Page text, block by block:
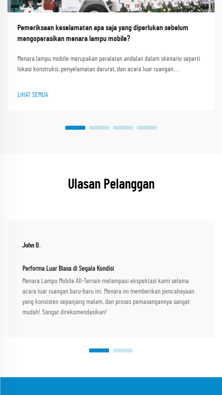
Pemeriksaan keselamatan apa saja yang diperlukan sebelum
mengoperasikan menara lampu mobile?
Menara lampu mobile merupakan peralatan andalan dalam skenario seperti
lokasi konstruksi, penyelamatan darurat, dan acara luar ruangan.
LIHAT SEMUA
Ulasan Pelanggan
John D.
Performa Luar Biasa di Segala Kondisi
Menara Lampu Mobile All-Terrain melampaui ekspektasi kami selama
acara luar ruangan baru-baru ini. Menara ini memberikan pencahayaan
yang konsisten sepanjang malam, dan proses pemasangannya sangat
mudah! Sangat direkomendasikan!